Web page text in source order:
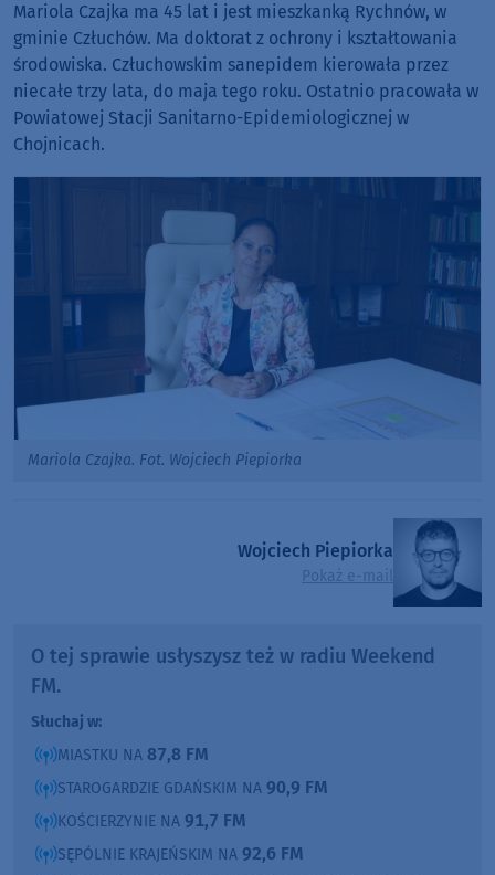
Mariola Czajka ma 45 lat i jest mieszkanką Rychnów, w
gminie Człuchów. Ma doktorat z ochrony i kształtowania
środowiska. Człuchowskim sanepidem kierowała przez
niecałe trzy lata, do maja tego roku. Ostatnio pracowała w
Powiatowej Stacji Sanitarno-Epidemiologicznej w
Chojnicach.
Mariola Czajka. Fot. Wojciech Piepiorka
Wojciech Piepiorka
Pokaż e-mail
O tej sprawie usłyszysz też w radiu Weekend
FM.
Słuchaj w:
MIASTKU NA 87,8 FM
STAROGARDZIE GDAŃSKIM NA 90,9 FM
KOŚCIERZYNIE NA 91,7 FM
SĘPÓLNIE KRAJEŃSKIM NA 92,6 FM